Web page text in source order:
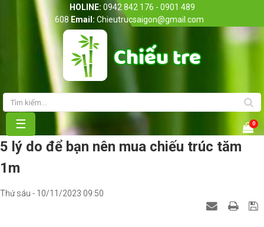
HOLINE: 0942 842 176 - 0901 489
608 Email: Chieutrucsaigon@gmail.com
0
Trang chủ
Giới thiệu
Sản phẩm
Bảng giá
Tin Tức
☰
5 lý do để bạn nên mua chiếu trúc tăm
1m
Thứ sáu - 10/11/2023 09:50